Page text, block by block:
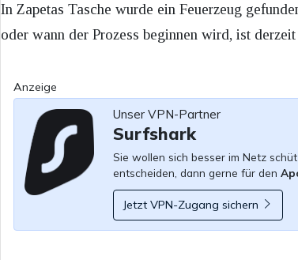
In Zapetas Tasche wurde ein Feuerzeug
oder wann der Prozess beginnen wird, ist
Anzeige
Unser VPN-Partner
Surfshark
Sie wollen sich besser im Netz
entscheiden, dann gerne für den
Jetzt VPN-Zugang sichern